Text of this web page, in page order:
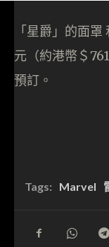
「星爵」的面
元（約港幣＄
預訂。
Tags: Marvel